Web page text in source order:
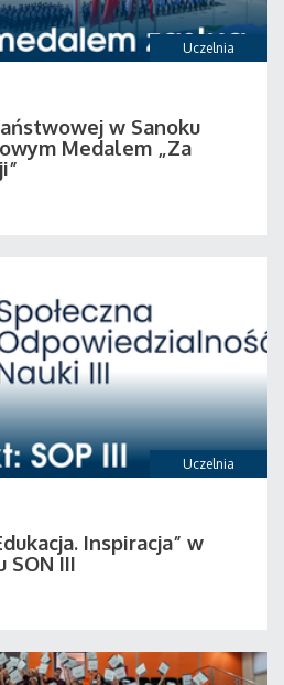
Uczelnia
w Sanoku
Medalem „Za
Uczelnia
Inspiracja” w
SON III